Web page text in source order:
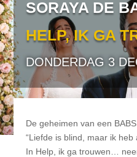
SORAYA DE
HELP, IK GA
DONDERDAG 3
De geheimen van een BABS
“Liefde is blind, maar ik heb
In Help, ik ga trouwen…